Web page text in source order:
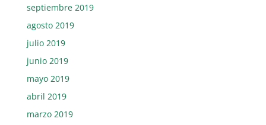
septiembre 2019
agosto 2019
julio 2019
junio 2019
mayo 2019
abril 2019
marzo 2019